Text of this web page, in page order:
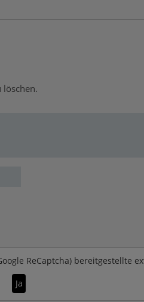
ReCaptcha)bereitgestellte
Ja